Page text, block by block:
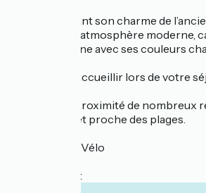
Tout en gardant son charme de
propose une atmosphère moderne,
contemporaine avec ses couleurs
Il saura vous accueillir lors de votre
L’hôtel est à proximité de nombreux
commerces et proche des plages.
Label accueil Vélo
Lonely Planet